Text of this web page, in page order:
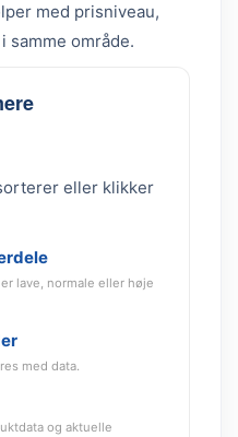
med prisniveau,
samme område.
eller klikker
lave, normale eller høje
med data.
og aktuelle